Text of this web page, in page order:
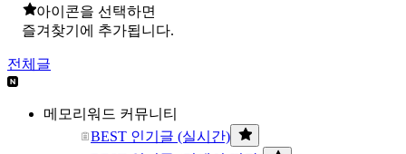
아이콘을 선택하면
즐겨찾기에 추가됩니다.
전체글
메모리워드 커뮤니티
BEST 인기글 (실시간)